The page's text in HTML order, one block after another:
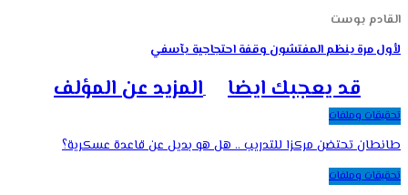
القادم بوست
لأول مرة ينظم المفتشون وقفة احتجاجية بآسفي
قد يعجبك ايضا المزيد عن المؤلف
تحقيقات وملفات
طانطان تحتضن مركزا للتدريب .. هل هو بديل عن قاعدة عسكرية؟
تحقيقات وملفات